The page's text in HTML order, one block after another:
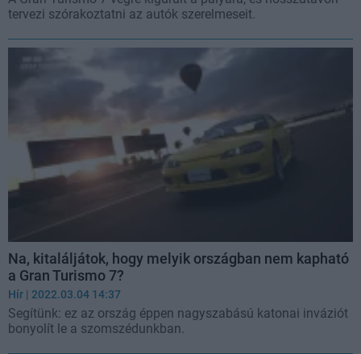
tervezi szórakoztatni az autók szerelmeseit.
Na, kitaláljátok, hogy melyik országban nem kapható
a Gran Turismo 7?
Hír | 2022.03.04 14:37
Segítünk: ez az ország éppen nagyszabású katonai inváziót
bonyolít le a szomszédunkban.